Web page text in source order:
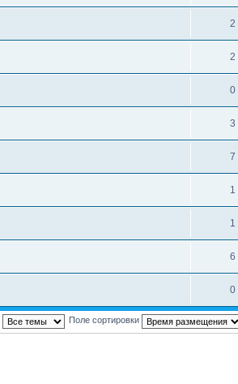
2
2
0
3
7
1
1
6
0
Поле сортировки